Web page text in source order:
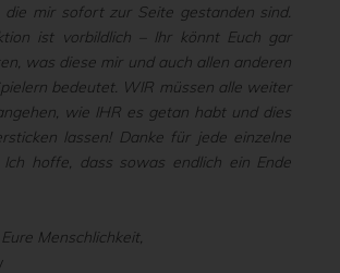
die mir sofort zur Seite gestanden sind.
ist vorbildlich – Ihr könnt Euch gar
was diese mir und auch allen anderen
bedeutet. WIR müssen alle weiter
wie IHR es getan habt und dies
lassen! Danke für jede einzelne
Ich hoffe, dass sowas endlich ein Ende
Menschlichkeit,